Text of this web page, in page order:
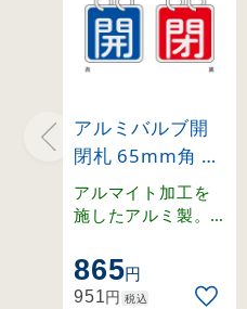
アルミバルブ開
閉札 65mm角 両
面表示 2枚1組 開
(青)⇔閉(赤)
アルマイト加工を
施したアルミ製。
付きの開閉札セッ
ト。
865円
951円 税込